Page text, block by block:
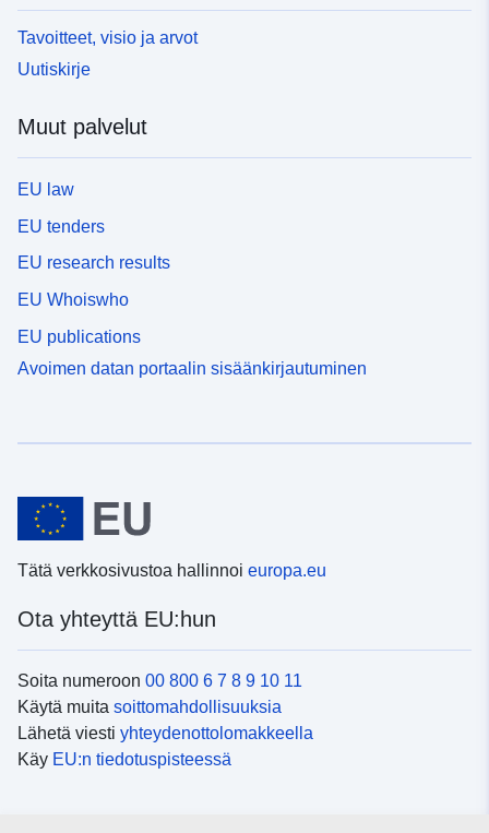
Tavoitteet, visio ja arvot
Uutiskirje
Muut palvelut
EU law
EU tenders
EU research results
EU Whoiswho
EU publications
Avoimen datan portaalin sisäänkirjautuminen
Tätä verkkosivustoa hallinnoi europa.eu
Ota yhteyttä EU:hun
Soita numeroon 00 800 6 7 8 9 10 11
Käytä muita soittomahdollisuuksia
Lähetä viesti yhteydenottolomakkeella
Käy EU:n tiedotuspisteessä